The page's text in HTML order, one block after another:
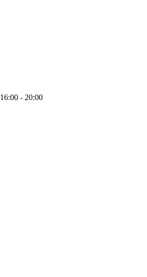
16:00 - 20:00